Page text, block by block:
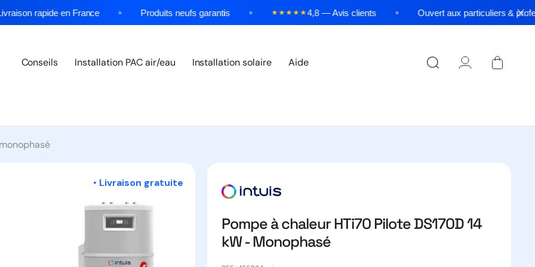
rapide en France Produits neufs garantis ★★★★★4,8 — Avis clients Ouvert aux particuliers &
Conseils Installation PAC air/eau Installation solaire Aide
Connexion
Panier
• Livraison gratuite
Pompe à chaleur HTi70 Pilote DS170D 14
kW - Monophasé